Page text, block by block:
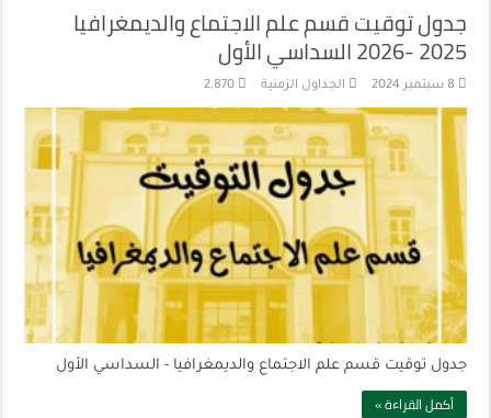
جدول توقيت قسم علم الاجتماع والديمغرافيا
2025 -2026 السداسي الأول
8 سبتمبر 2024 الجداول الزمنية 2,870
جدول توقيت قسم علم الاجتماع والديمغرافيا - السداسي الأول
أكمل القراءة »